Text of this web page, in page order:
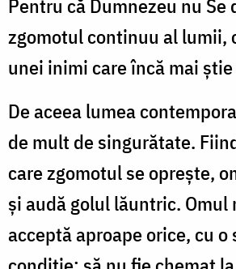
Pentru că Dumnezeu nu Se
zgomotul continuu al lumii,
unei inimi care încă mai
De aceea lumea
de mult de singurătate.
care zgomotul se oprește,
și audă golul lăuntric. Omul
acceptă aproape orice, cu o